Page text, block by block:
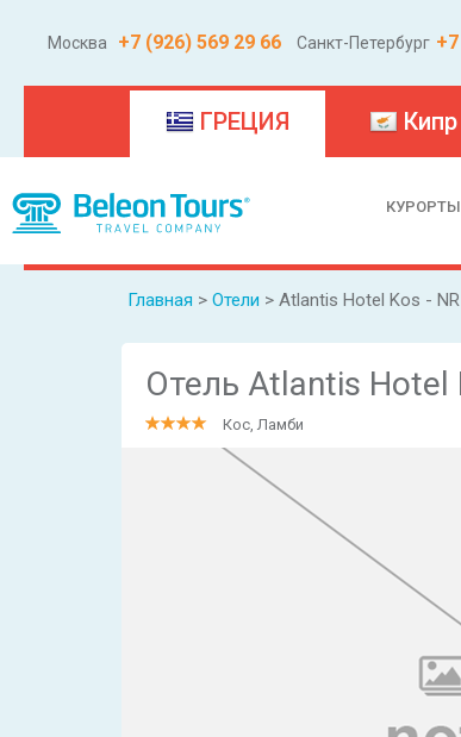
Москва +7 (926) 569 29 66 Санкт-Петербург
ГРЕЦИЯ(current) Кипр
КУРОРТЫ
Главная > Отели > Atlantis Hotel Kos - NR
Отель Atlantis Hotel
Кос, Ламби